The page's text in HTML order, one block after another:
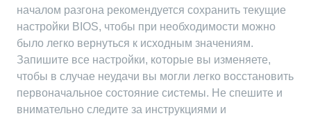
началом разгона рекомендуется сохранить текущие
настройки BIOS, чтобы при необходимости можно
было легко вернуться к исходным значениям.
Запишите все настройки, которые вы изменяете,
чтобы в случае неудачи вы могли легко восстановить
первоначальное состояние системы. Не спешите и
внимательно следите за инструкциями и